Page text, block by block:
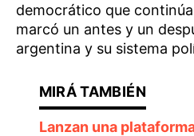
democrático que
marcó un antes y un
argentina y su sistema
Lanzan una